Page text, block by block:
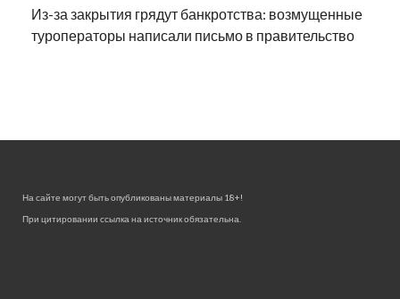
Из-за закрытия грядут банкротства: возмущенные
туроператоры написали письмо в правительство
На сайте могут быть опубликованы материалы 18+!
При цитировании ссылка на источник обязательна.